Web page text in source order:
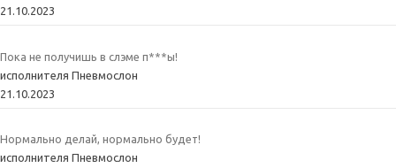
21.10.2023
Пока не получишь в слэме п***ы!
исполнителя Пневмослон
21.10.2023
Нормально делай, нормально будет!
исполнителя Пневмослон